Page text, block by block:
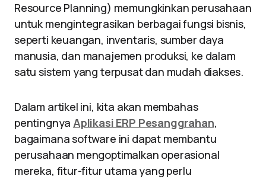
Resource Planning) memungkinkan perusahaan
untuk mengintegrasikan berbagai fungsi bisnis,
seperti keuangan, inventaris, sumber daya
manusia, dan manajemen produksi, ke dalam
satu sistem yang terpusat dan mudah diakses.
Dalam artikel ini, kita akan membahas
pentingnya Aplikasi ERP Pesanggrahan,
bagaimana software ini dapat membantu
perusahaan mengoptimalkan operasional
mereka, fitur-fitur utama yang perlu